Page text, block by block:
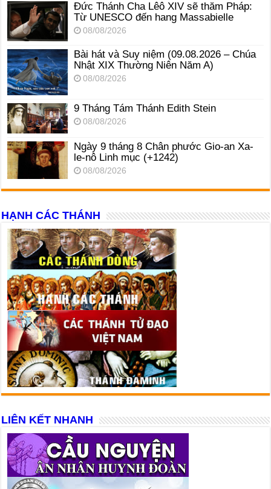
Đức Thánh Cha Lêô XIV sẽ thăm Pháp:
Từ UNESCO đến hang Massabielle
08/08/2026
Bài hát và Suy niệm (09.08.2026 – Chúa
Nhật XIX Thường Niên Năm A)
08/08/2026
9 Tháng Tám Thánh Edith Stein
08/08/2026
Ngày 9 tháng 8 Chân phước Gio-an Xa-
le-nô Linh mục (+1242)
08/08/2026
HẠNH CÁC THÁNH
LIÊN KẾT NHANH